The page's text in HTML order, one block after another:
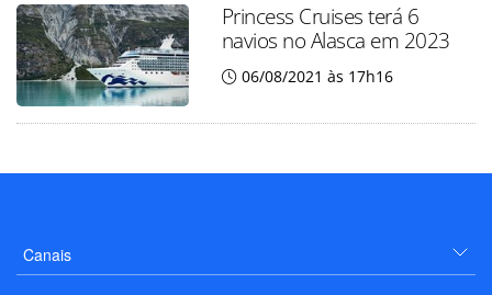
Princess Cruises terá 6
navios no Alasca em 2023
06/08/2021 às 17h16
Canais